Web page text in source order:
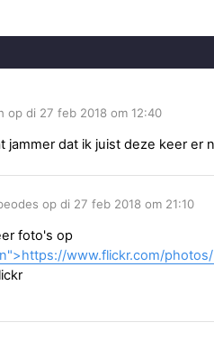
op di 27 feb 2018 om 12:40
jammer dat ik juist deze keer er
op di 27 feb 2018 om 21:10
foto's op
www.flickr.com/